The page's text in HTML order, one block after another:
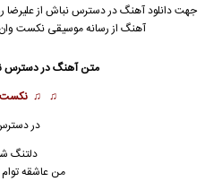
جهت دانلود آهنگ در دسترس نباش ازعلیرضا
آهنگ از رسانه موسیقی نکست وان
متن آهنگ در دسترس
♫ ♫ نکست
در
دلتنگ
من عاشقه